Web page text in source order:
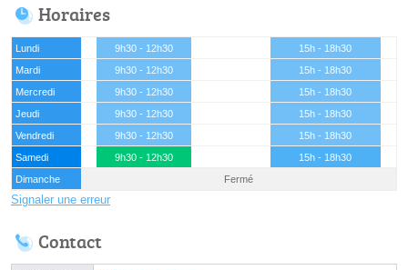
Horaires
Lundi 9h30 - 12h30
15h - 18h30
Mardi
9h30 - 12h30
15h - 18h30
Mercredi
9h30 - 12h30
15h - 18h30
Jeudi
9h30 - 12h30
15h - 18h30
Vendredi
9h30 - 12h30
15h - 18h30
Samedi
9h30 - 12h30
15h - 18h30
Dimanche
Fermé
Signaler une erreur
Contact